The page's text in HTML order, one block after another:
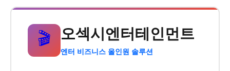
🎬 오섹시엔터테인먼트
엔터 비즈니스 올인원 솔루션